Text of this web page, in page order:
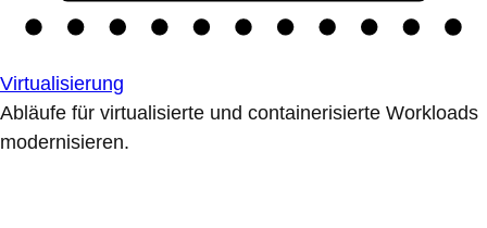
Virtualisierung
Abläufe für virtualisierte und containerisierte Workloads
modernisieren.